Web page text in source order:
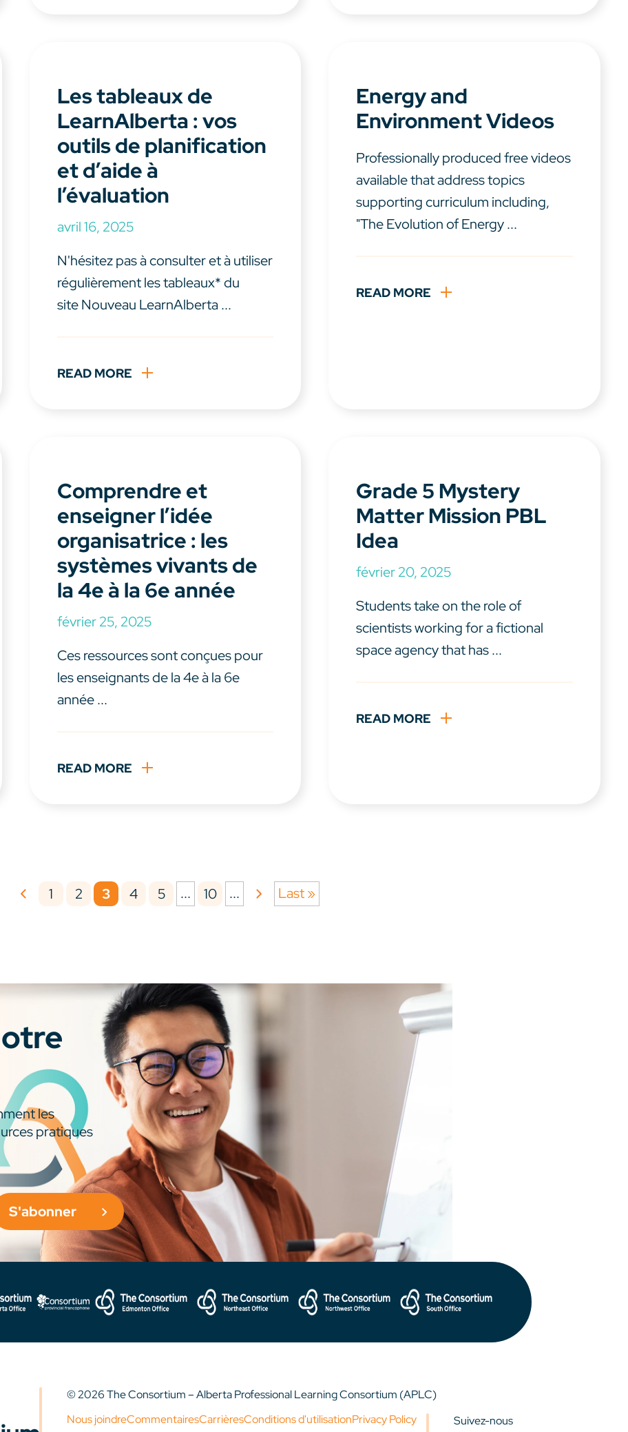
Les tableaux de
LearnAlberta : vos
outils de planification
et d’aide à
l’évaluation
avril 16, 2025
N'hésitez pas à consulter et à utiliser
régulièrement les tableaux* du
site Nouveau LearnAlberta ...
READ MORE
Energy and
Environment Videos
Professionally produced free videos
available that address topics
supporting curriculum including,
"The Evolution of Energy ...
READ MORE
Comprendre et
enseigner l’idée
organisatrice : les
systèmes vivants de
la 4e à la 6e année
février 25, 2025
Ces ressources sont conçues pour
les enseignants de la 4e à la 6e
année ...
READ MORE
Grade 5 Mystery
Matter Mission PBL
Idea
février 20, 2025
Students take on the role of
scientists working for a fictional
space agency that has ...
READ MORE
1 2 3 4 5 ... 10 ... Last »
les
pratiques
S'abonner
© 2026 The Consortium – Alberta Professional Learning Consortium (APLC)
Nous joindreCommentairesCarrièresConditions d'utilisationPrivacy Policy Suivez-nous